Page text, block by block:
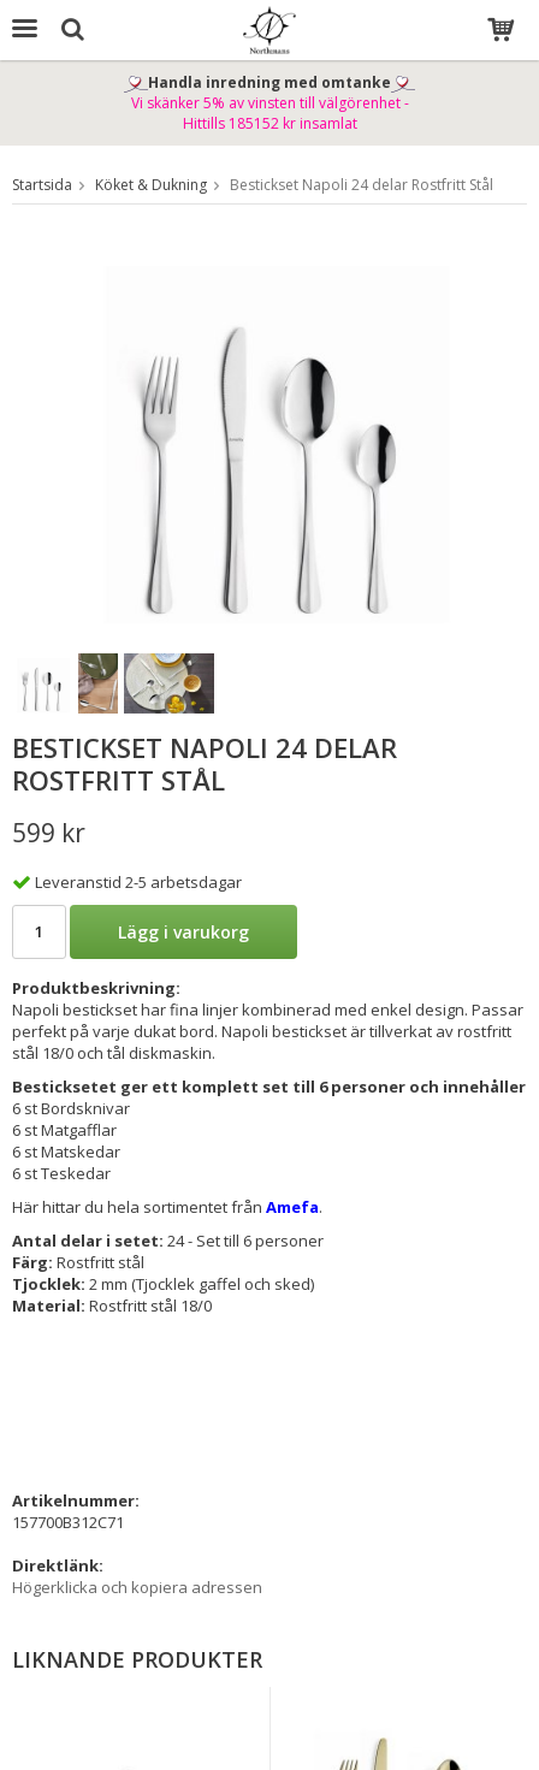
Produkten har blivit tillagd i varukorgen
Handla inredning med omtanke
Vi skänker 5% av vinsten till välgörenhet -
Hittills 185152 kr insamlat
Startsida Köket & Dukning Bestickset Napoli 24 delar Rostfritt Stål
BESTICKSET NAPOLI 24 DELAR
ROSTFRITT STÅL
599 kr
Leveranstid 2-5 arbetsdagar
Lägg i varukorg
Produktbeskrivning:
Napoli bestickset har fina linjer kombinerad med enkel design. Passar
perfekt på varje dukat bord. Napoli bestickset är tillverkat av rostfritt
stål 18/0 och tål diskmaskin.
Besticksetet ger ett komplett set till 6 personer och innehåller
6 st Bordsknivar
6 st Matgafflar
6 st Matskedar
6 st Teskedar
Här hittar du hela sortimentet från Amefa.
Antal delar i setet: 24 - Set till 6 personer
Färg: Rostfritt stål
Tjocklek: 2 mm (Tjocklek gaffel och sked)
Material: Rostfritt stål 18/0
Artikelnummer:
157700B312C71
Direktlänk:
Högerklicka och kopiera adressen
LIKNANDE PRODUKTER